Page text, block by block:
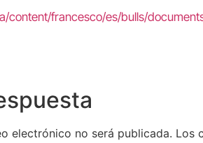
content/francesco/es/bulls/
electrónico no será publicada. Los